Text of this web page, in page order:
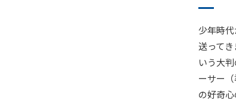
少年時
送って
いう大
ーサー
の好奇